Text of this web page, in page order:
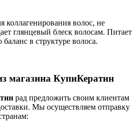
коллагенирования волос, не
глянцевый блеск волосам. Питает
в структуре волоса.
магазина КупиКератин
рад предложить своим клиентам
Мы осуществляем отправку